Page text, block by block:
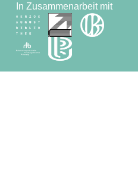
In Zusammenarbeit mit